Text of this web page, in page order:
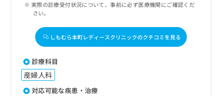
実際の診療受付状況について、事前に必ず医療機関にご確認くだ
さい。
しもむら本町レディースクリニックのクチコミを見る
診療科目
産婦人科
対応可能な疾患・治療